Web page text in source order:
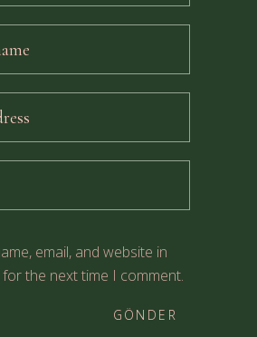
email, and website in
the next time I comment.